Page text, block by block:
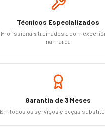
Técnicos Especializados
Profissionais treinados e com
na marca
Garantia de 3 Meses
Em todos os serviços e peças